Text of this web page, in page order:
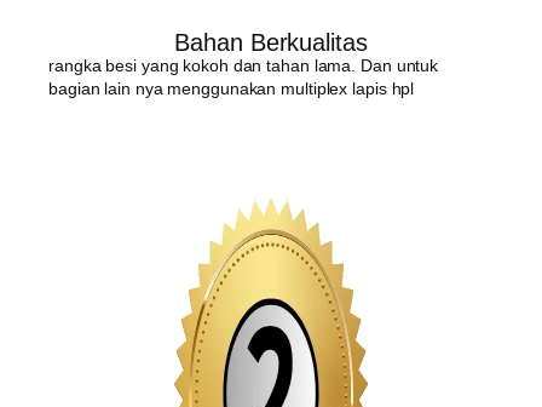
Bahan Berkualitas
rangka besi yang kokoh dan tahan lama. Dan untuk
bagian lain nya menggunakan multiplex lapis hpl